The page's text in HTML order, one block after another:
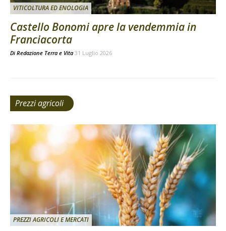
VITICOLTURA ED ENOLOGIA
Castello Bonomi apre la vendemmia in
Franciacorta
Di Redazione Terra e Vita 31 Luglio 2026
Prezzi agricoli
PREZZI AGRICOLI E MERCATI